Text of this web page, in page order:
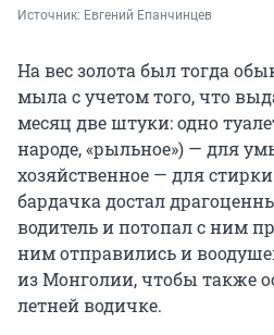
Источник: Евгений Епанчинцев
На вес золота был тогда
мыла с учетом того, что
месяц две штуки: одно
народе, «рыльное») — для
хозяйственное — для
бардачка достал
водитель и потопал с ним
ним отправились и
из Монголии, чтобы также
летней водичке.